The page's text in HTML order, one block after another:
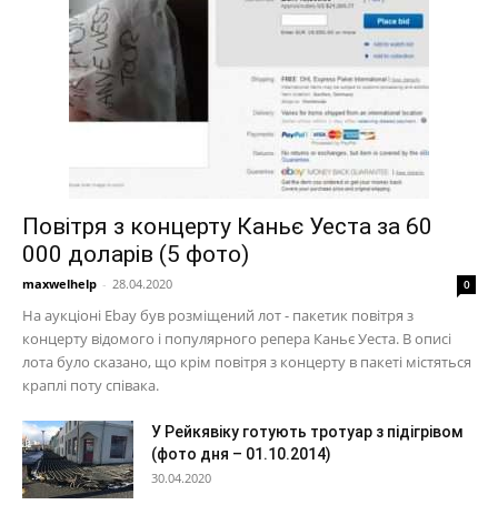
Повітря з концерту Каньє Уеста за 60
000 доларів (5 фото)
maxwelhelp - 28.04.2020 0
На аукціоні Ebay був розміщений лот - пакетик повітря з
концерту відомого і популярного репера Каньє Уеста. В описі
лота було сказано, що крім повітря з концерту в пакеті містяться
краплі поту співака.
У Рейкявіку готують тротуар з підігрівом
(фото дня – 01.10.2014)
30.04.2020